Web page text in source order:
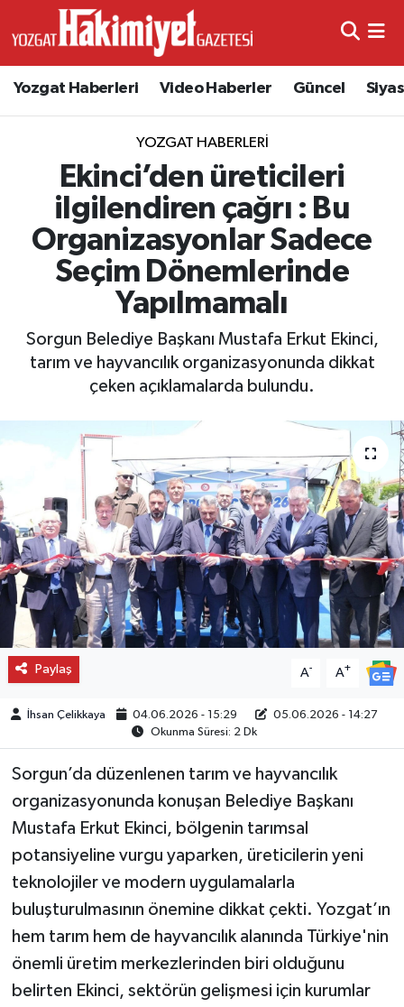
Yozgat Haberleri Video Haberler Güncel
YOZGAT HABERLERI
Ekinci’den üreticileri
ilgilendiren çağrı : Bu
Organizasyonlar Sadece
Seçim Dönemlerinde
Yapılmamalı
Sorgun Belediye Başkanı Mustafa Erkut Ekinci,
tarım ve hayvancılık organizasyonunda dikkat
çeken açıklamalarda bulundu.
Paylaş A- A+
İhsan Çelikkaya 04.06.2026 - 15:29
05.06.2026 - 14:27
Okunma Süresi: 2 Dk
Sorgun’da düzenlenen tarım ve hayvancılık
organizasyonunda konuşan Belediye Başkanı
Mustafa Erkut Ekinci, bölgenin tarımsal
potansiyeline vurgu yaparken, üreticilerin yeni
teknolojiler ve modern uygulamalarla
buluşturulmasının önemine dikkat çekti. Yozgat’ın
hem tarım hem de hayvancılık alanında Türkiye'nin
önemli üretim merkezlerinden biri olduğunu
belirten Ekinci, sektörün gelişmesi için kurumlar